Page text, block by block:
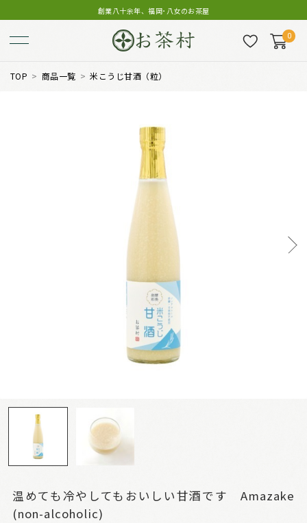
創業八十余年、福岡･八女のお茶屋
0
TOP 商品一覧 米こうじ甘酒（粒）
温めても冷やしてもおいしい甘酒です Amazake
(non-alcoholic)